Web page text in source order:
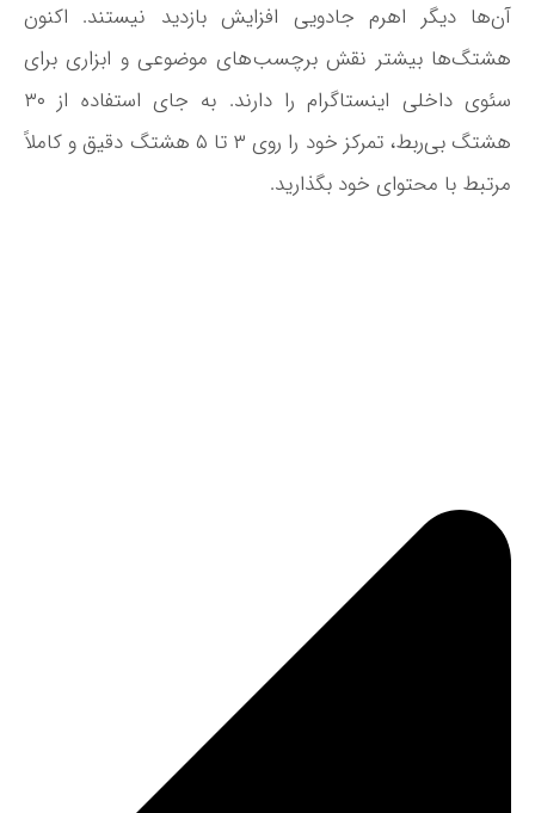
آن‌ها دیگر اهرم جادویی افزایش بازدید نیستند. اکنون
هشتگ‌ها بیشتر نقش برچسب‌های موضوعی و ابزاری برای
سئوی داخلی اینستاگرام را دارند. به جای استفاده از ۳۰
هشتگ بی‌ربط، تمرکز خود را روی ۳ تا ۵ هشتگ دقیق و کاملاً
مرتبط با محتوای خود بگذارید.